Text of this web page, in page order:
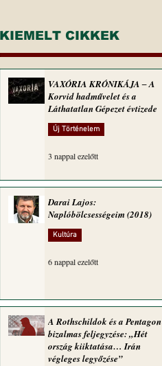
KIEMELT CIKKEK
VAXÓRIA KRÓNIKÁJA ‒ A
Korvid hadművelet és a
Láthatatlan Gépezet évtizede
Új Történelem
3 nappal ezelőtt
Darai Lajos:
Naplóbölcsességeim (2018)
Kultúra
6 nappal ezelőtt
A Rothschildok és a Pentagon
bizalmas feljegyzése: „Hét
ország kiiktatása… Irán
végleges legyőzése”